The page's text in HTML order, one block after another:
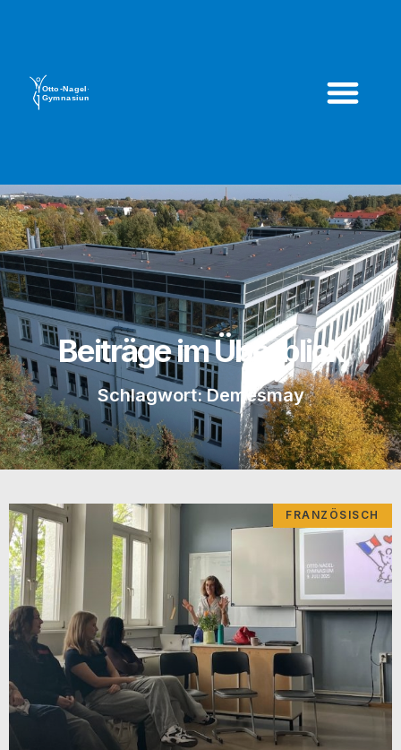
Beiträge im Überblick
Schlagwort: Demesmay
FRANZÖSISCH